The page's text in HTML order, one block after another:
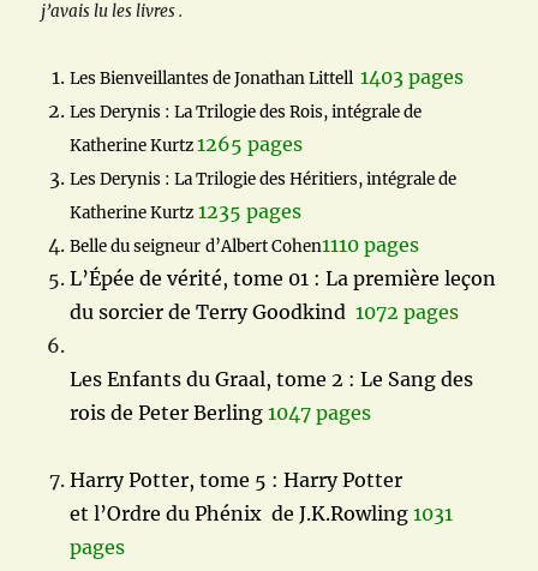
j’avais lu les livres .
Les Bienveillantes de Jonathan Littell 1403 pages
Les Derynis : La Trilogie des Rois, intégrale de
Katherine Kurtz1265 pages
Les Derynis : La Trilogie des Héritiers, intégrale de
Katherine Kurtz 1235 pages
Belle du seigneur d’Albert Cohen1110 pages
L’Épée de vérité, tome 01 : La première leçon
du sorcier de Terry Goodkind1072 pages
Les Enfants du Graal, tome 2 : Le Sang des
rois de Peter Berling1047 pages
Harry Potter, tome 5 : Harry Potter
et l’Ordre du Phénix de J.K.Rowling1031
pages